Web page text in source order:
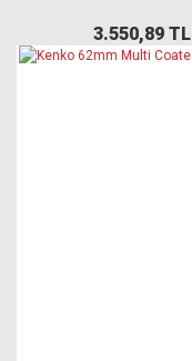
3.550,89 TL